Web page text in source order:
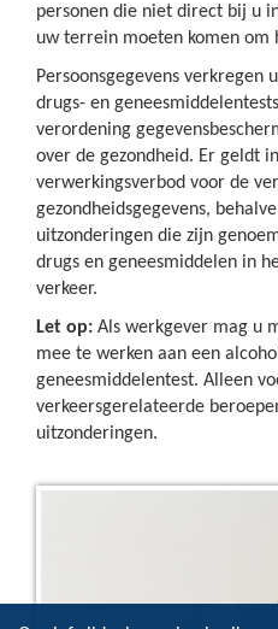
personen die niet direct bij u
uw terrein moeten komen om
Persoonsgegevens verkregen
drugs- en
verordening
over de gezondheid. Er geldt
verwerkingsverbod voor de
gezondheidsgegevens,
uitzonderingen die zijn
drugs en geneesmiddelen in
verkeer.
Let op: Als werkgever mag u
mee te werken aan een
geneesmiddelentest. Alleen
verkeersgerelateerde
uitzonderingen.